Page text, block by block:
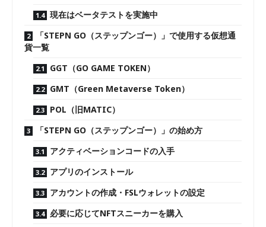
現在はベータテストを実施中
「STEPN GO（ステップンゴー）」で使用する仮想通
貨一覧
GGT（GO GAME TOKEN）
GMT（Green Metaverse Token）
POL（旧MATIC）
「STEPN GO（ステップンゴー）」の始め方
アクティベーションコードの入手
アプリのインストール
アカウントの作成・FSLウォレットの設定
必要に応じてNFTスニーカーを購入